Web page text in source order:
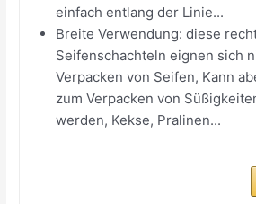
einfach entlang der Linie...
Breite Verwendung: diese
Seifenschachteln eignen sich
Verpacken von Seifen, Kann
zum Verpacken von
werden, Kekse, Pralinen...